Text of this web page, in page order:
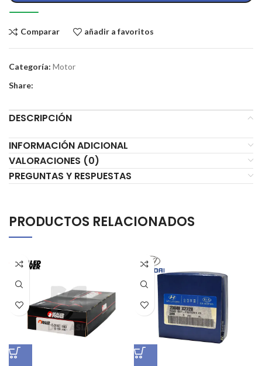
Comparar añadir a favoritos
Categoría: Motor
Share:
DESCRIPCIÓN
INFORMACIÓN ADICIONAL
VALORACIONES (0)
PREGUNTAS Y RESPUESTAS
PRODUCTOS RELACIONADOS